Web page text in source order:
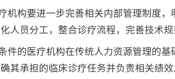
机构要进一步完善相关内部管理制度
人员分工，整合诊疗流程，完善技术
件的医疗机构在传统人力资源管理的
其承担的临床诊疗任务并负责相关绩